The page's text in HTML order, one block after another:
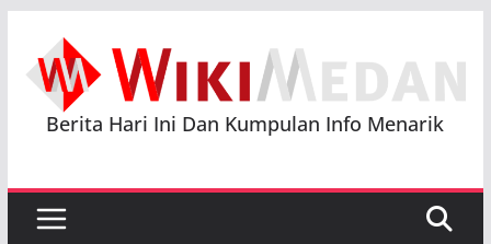
content
Berita Hari Ini Dan Kumpulan Info Menarik